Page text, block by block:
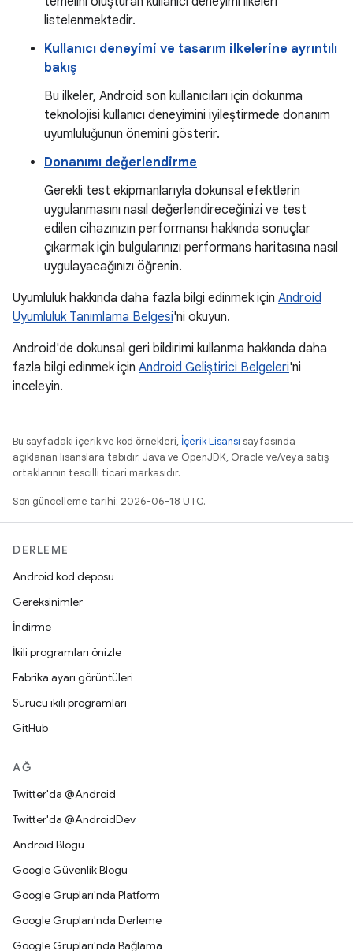
listelenmektedir.
Kullanıcı deneyimi ve tasarım ilkelerine ayrıntılı
bakış
Bu ilkeler, Android son kullanıcıları için dokunma
teknolojisi kullanıcı deneyimini iyileştirmede donanım
uyumluluğunun önemini gösterir.
Donanımı değerlendirme
Gerekli test ekipmanlarıyla dokunsal efektlerin
uygulanmasını nasıl değerlendireceğinizi ve test
edilen cihazınızın performansı hakkında sonuçlar
çıkarmak için bulgularınızı performans haritasına nasıl
uygulayacağınızı öğrenin.
Uyumluluk hakkında daha fazla bilgi edinmek için Android
Uyumluluk Tanımlama Belgesi'ni okuyun.
Android'de dokunsal geri bildirimi kullanma hakkında daha
fazla bilgi edinmek için Android Geliştirici Belgeleri'ni
inceleyin.
Bu sayfadaki içerik ve kod örnekleri, İçerik Lisansı sayfasında
açıklanan lisanslara tabidir. Java ve OpenJDK, Oracle ve/veya satış
ortaklarının tescilli ticari markasıdır.
Son güncelleme tarihi: 2026-06-18 UTC.
DERLEME
Android kod deposu
Gereksinimler
İndirme
İkili programları önizle
Fabrika ayarı görüntüleri
Sürücü ikili programları
GitHub
AĞ
Twitter'da @Android
Twitter'da @AndroidDev
Android Blogu
Google Güvenlik Blogu
Google Grupları'nda Platform
Google Grupları'nda Derleme
Google Grupları'nda Bağlama